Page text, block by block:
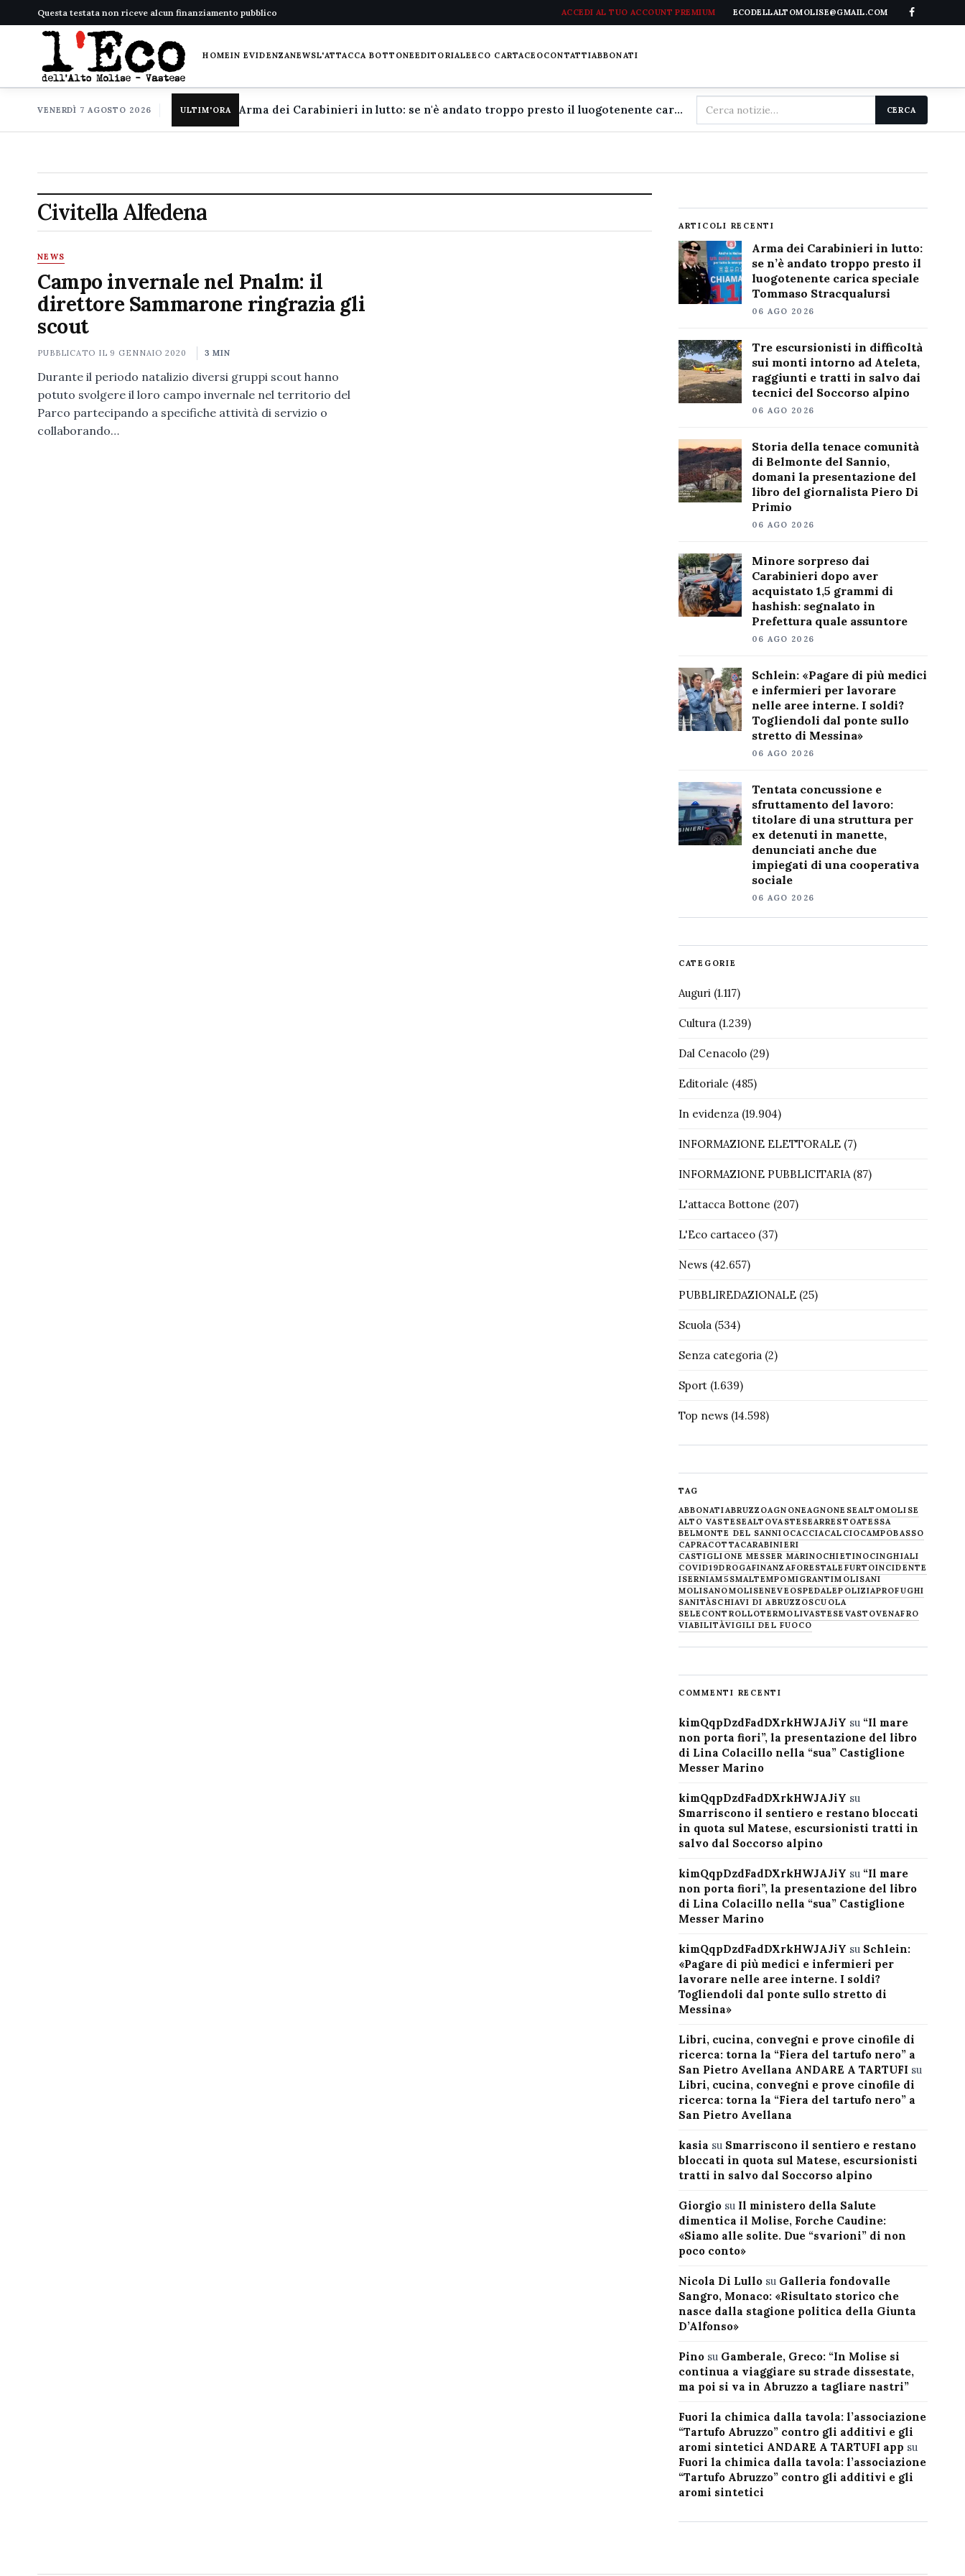
Questa testata non riceve alcun finanziamento pubblico ACCEDI AL TUO ACCOUNT PREMIUM ECODELLALTOMOLISE@GMAIL.COM
HOMEIN EVIDENZANEWSL'ATTACCA BOTTONEEDITORIALEECO CARTACEOCONTATTIABBONATI
VENERDÌ 7 AGOSTO 2026 ULTIM'ORA Arma dei Carabinieri in lutto: se n'è andato troppo presto il luogotenente carica speciale Tommaso Stracqualursi
Cerca
nel
CERCA
Civitella Alfedena
NEWS
Campo invernale nel Pnalm: il
direttore Sammarone ringrazia gli
scout
PUBBLICATO IL 9 GENNAIO 2020 3 MIN
Durante il periodo natalizio diversi gruppi scout hanno
potuto svolgere il loro campo invernale nel territorio del
Parco partecipando a specifiche attività di servizio o
collaborando…
ARTICOLI RECENTI
Arma dei Carabinieri in lutto:
se n’è andato troppo presto il
luogotenente carica speciale
Tommaso Stracqualursi
06 AGO 2026
Tre escursionisti in difficoltà
sui monti intorno ad Ateleta,
raggiunti e tratti in salvo dai
tecnici del Soccorso alpino
06 AGO 2026
Storia della tenace comunità
di Belmonte del Sannio,
domani la presentazione del
libro del giornalista Piero Di
Primio
06 AGO 2026
Minore sorpreso dai
Carabinieri dopo aver
acquistato 1,5 grammi di
hashish: segnalato in
Prefettura quale assuntore
06 AGO 2026
Schlein: «Pagare di più medici
e infermieri per lavorare
nelle aree interne. I soldi?
Togliendoli dal ponte sullo
stretto di Messina»
06 AGO 2026
Tentata concussione e
sfruttamento del lavoro:
titolare di una struttura per
ex detenuti in manette,
denunciati anche due
impiegati di una cooperativa
sociale
06 AGO 2026
CATEGORIE
Auguri(1.117)
Cultura(1.239)
Dal Cenacolo(29)
Editoriale (485)
In evidenza(19.904)
INFORMAZIONE ELETTORALE(7)
INFORMAZIONE PUBBLICITARIA(87)
L'attacca Bottone (207)
L'Eco cartaceo(37)
News(42.657)
PUBBLIREDAZIONALE(25)
Scuola(534)
Senza categoria(2)
Sport(1.639)
Top news(14.598)
TAG
ABBONATIABRUZZOAGNONEAGNONESEALTOMOLISE
ALTO VASTESEALTOVASTESEARRESTOATESSA
BELMONTE DEL SANNIOCACCIACALCIOCAMPOBASSO
CAPRACOTTACARABINIERI
CASTIGLIONE MESSER MARINOCHIETINOCINGHIALI
COVID19DROGAFINANZAFORESTALE FURTOINCIDENTE
ISERNIAM5SMALTEMPOMIGRANTIMOLISANI
MOLISANOMOLISENEVE OSPEDALEPOLIZIAPROFUGHI
SANITÀSCHIAVI DI ABRUZZOSCUOLA
SELECONTROLLOTERMOLIVASTESE VASTOVENAFRO
VIABILITÀVIGILI DEL FUOCO
COMMENTI RECENTI
kimQqpDzdFadDXrkHWJAJiY su “Il mare
non porta fiori”, la presentazione del libro
di Lina Colacillo nella “sua” Castiglione
Messer Marino
kimQqpDzdFadDXrkHWJAJiY su
Smarriscono il sentiero e restano bloccati
in quota sul Matese, escursionisti tratti in
salvo dal Soccorso alpino
kimQqpDzdFadDXrkHWJAJiY su “Il mare
non porta fiori”, la presentazione del libro
di Lina Colacillo nella “sua” Castiglione
Messer Marino
kimQqpDzdFadDXrkHWJAJiY su Schlein:
«Pagare di più medici e infermieri per
lavorare nelle aree interne. I soldi?
Togliendoli dal ponte sullo stretto di
Messina»
Libri, cucina, convegni e prove cinofile di
ricerca: torna la “Fiera del tartufo nero” a
San Pietro Avellana ANDARE A TARTUFI su
Libri, cucina, convegni e prove cinofile di
ricerca: torna la “Fiera del tartufo nero” a
San Pietro Avellana
kasia su Smarriscono il sentiero e restano
bloccati in quota sul Matese, escursionisti
tratti in salvo dal Soccorso alpino
Giorgiosu Il ministero della Salute
dimentica il Molise, Forche Caudine:
«Siamo alle solite. Due “svarioni” di non
poco conto»
Nicola Di Lullosu Galleria fondovalle
Sangro, Monaco: «Risultato storico che
nasce dalla stagione politica della Giunta
D’Alfonso»
Pinosu Gamberale, Greco: “In Molise si
continua a viaggiare su strade dissestate,
ma poi si va in Abruzzo a tagliare nastri”
Fuori la chimica dalla tavola: l’associazione
“Tartufo Abruzzo” contro gli additivi e gli
aromi sintetici ANDARE A TARTUFI app su
Fuori la chimica dalla tavola: l’associazione
“Tartufo Abruzzo” contro gli additivi e gli
aromi sintetici